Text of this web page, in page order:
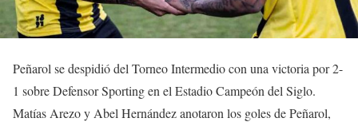
Peñarol se despidió del Torneo Intermedio con una victoria por 2-
1 sobre Defensor Sporting en el Estadio Campeón del Siglo.
Matías Arezo y Abel Hernández anotaron los goles de Peñarol,